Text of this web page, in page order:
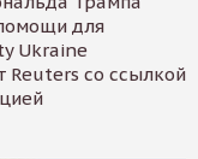
для
Ukraine
Reuters со ссылкой